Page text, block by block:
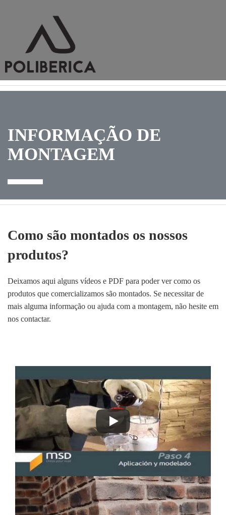
INFORMAÇÃO DE
MONTAGEM
Como são montados os nossos
produtos?
Deixamos aqui alguns vídeos e PDF para poder ver como os
produtos que comercializamos são montados. Se necessitar de
mais alguma informação ou ajuda com a montagem, não hesite em
nos contactar.